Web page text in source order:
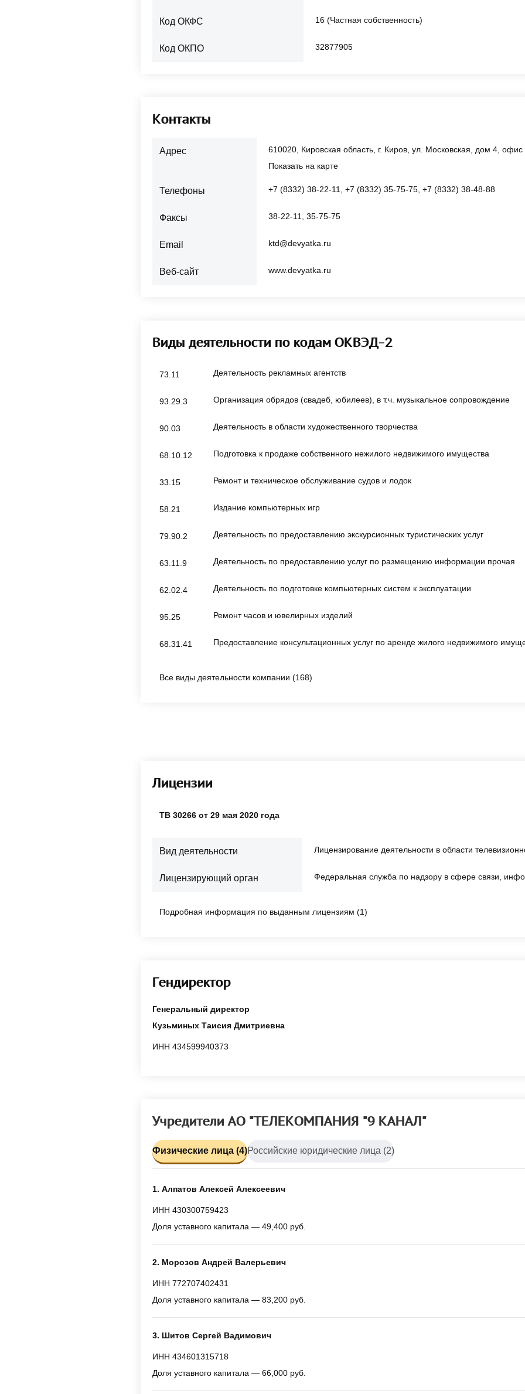
Код ОКФС 16 (Частная собственность)
Код ОКПО 32877905
Контакты
Адрес
610020, Кировская область, г. Киров, ул. Московская, дом 4, офис
Показать на карте
Телефоны +7 (8332) 38-22-11, +7 (8332) 35-75-75, +7 (8332) 38-48-88
Факсы 38-22-11, 35-75-75
Email ktd@devyatka.ru
Веб-сайт www.devyatka.ru
Виды деятельности по кодам ОКВЭД-2
73.11 Деятельность рекламных агентств
93.29.3 Организация обрядов (свадеб, юбилеев), в т.ч. музыкальное сопровождение
90.03 Деятельность в области художественного творчества
68.10.12 Подготовка к продаже собственного нежилого недвижимого имущества
33.15 Ремонт и техническое обслуживание судов и лодок
58.21 Издание компьютерных игр
79.90.2 Деятельность по предоставлению экскурсионных туристических услуг
63.11.9 Деятельность по предоставлению услуг по размещению информации прочая
62.02.4 Деятельность по подготовке компьютерных систем к эксплуатации
95.25 Ремонт часов и ювелирных изделий
68.31.41 Предоставление консультационных услуг по аренде жилого недвижимого
Все виды деятельности компании (168)
Лицензии
ТВ 30266 от 29 мая 2020 года
Вид деятельности Лицензирование деятельности в области
Лицензирующий орган Федеральная служба по надзору в сфере связи,
Подробная информация по выданным лицензиям (1)
Гендиректор
Генеральный директор
Кузьминых Таисия Дмитриевна
ИНН 434599940373
Учредители АО "ТЕЛЕКОМПАНИЯ "9 КАНАЛ"
Физические лица (4)Российские юридические лица (2)
1. Алпатов Алексей Алексеевич
ИНН 430300759423
Доля уставного капитала — 49,400 руб.
2. Морозов Андрей Валерьевич
ИНН 772707402431
Доля уставного капитала — 83,200 руб.
3. Шитов Сергей Вадимович
ИНН 434601315718
Доля уставного капитала — 66,000 руб.